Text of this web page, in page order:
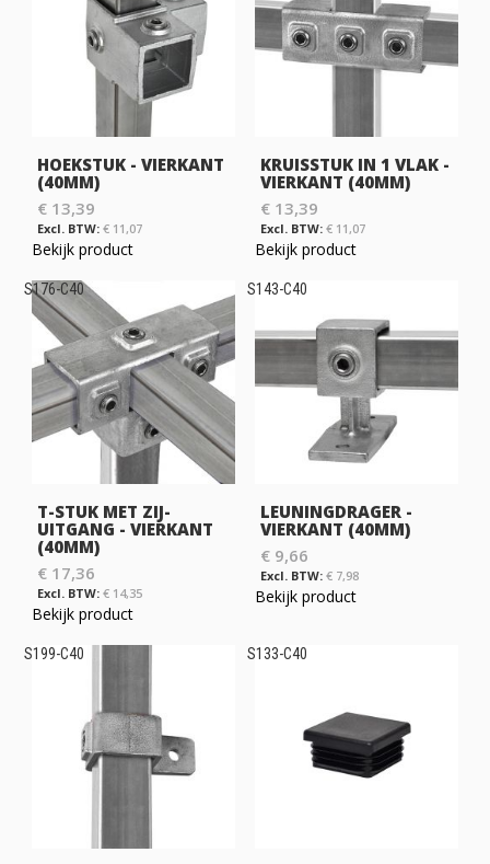
HOEKSTUK - VIERKANT
(40MM)
€ 13,39
€ 11,07
Bekijk product
KRUISSTUK IN 1 VLAK -
VIERKANT (40MM)
€ 13,39
€ 11,07
Bekijk product
S176-C40
T-STUK MET ZIJ-
UITGANG - VIERKANT
(40MM)
€ 17,36
€ 14,35
Bekijk product
S143-C40
LEUNINGDRAGER -
VIERKANT (40MM)
€ 9,66
€ 7,98
Bekijk product
S199-C40 S133-C40